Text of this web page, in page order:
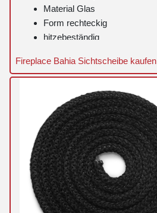
Material Glas
Form rechteckig
hitzebeständig
Fireplace Bahia Sichtscheibe kaufen